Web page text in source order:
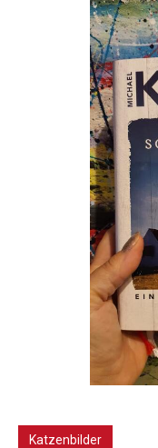
Katzenbilder